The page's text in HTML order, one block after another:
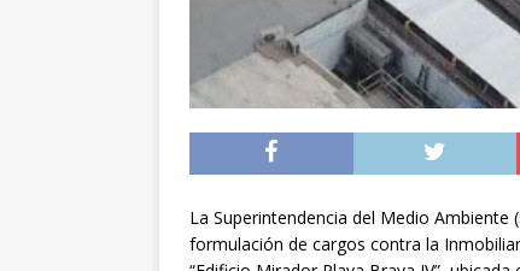
La Superintendencia del Medio
formulación de cargos contra la